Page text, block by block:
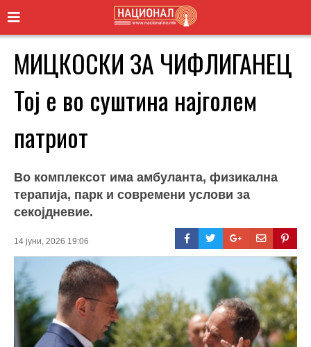
МИЦКОСКИ ЗА ЧИФЛИГАНЕЦ
Тој е во суштина најголем
патриот
Во комплексот има амбуланта, физикална
терапија, парк и современи услови за
секојдневие.
14 јуни, 2026 19:06